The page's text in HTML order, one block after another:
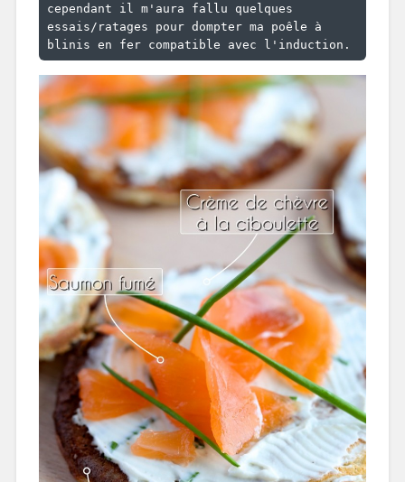
cependant il m'aura fallu quelques
essais/ratages pour dompter ma poêle à
blinis en fer compatible avec l'induction.